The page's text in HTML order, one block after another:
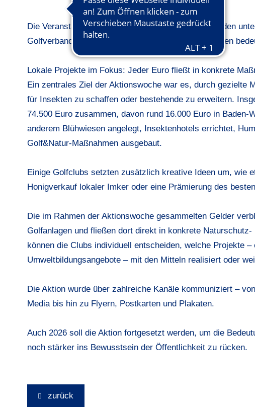
Die Veranstaltung wurde von acht Landesgolfverbänden
Golfverband e.V., der mit rund 4.120 Teilnehmern einen
Lokale Projekte im Fokus: Jeder Euro fließt in konkrete
Ein zentrales Ziel der Aktionswoche war es, durch gezielte
für Insekten zu schaffen oder bestehende zu erweitern.
74.500 Euro zusammen, davon rund 16.000 Euro in
anderem Blühwiesen angelegt, Insektenhotels errichtet,
Golf&Natur-Maßnahmen ausgebaut.
Einige Golfclubs setzten zusätzlich kreative Ideen um, wie
Honigverkauf lokaler Imker oder eine Prämierung des
Die im Rahmen der Aktionswoche gesammelten Gelder
Golfanlagen und fließen dort direkt in konkrete
können die Clubs individuell entscheiden, welche Projekte
Umweltbildungsangebote – mit den Mitteln realisiert oder
Die Aktion wurde über zahlreiche Kanäle kommuniziert –
Media bis hin zu Flyern, Postkarten und Plakaten.
Auch 2026 soll die Aktion fortgesetzt werden, um die
noch stärker ins Bewusstsein der Öffentlichkeit zu rücken.
zurück